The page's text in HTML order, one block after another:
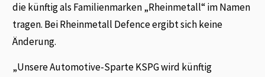
die künftig als Familienmarken „Rheinmetall“ im Namen
tragen. Bei Rheinmetall Defence ergibt sich keine
Änderung.
„Unsere Automotive-Sparte KSPG wird künftig